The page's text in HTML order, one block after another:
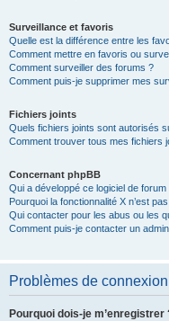
Surveillance et favoris
Quelle est la différence entre les
Comment mettre en favoris ou
Comment surveiller des forums ?
Comment puis-je supprimer mes
Fichiers joints
Quels fichiers joints sont autorisés
Comment trouver tous mes fichiers
Concernant phpBB
Qui a développé ce logiciel de forum
Pourquoi la fonctionnalité X n’est
Qui contacter pour les abus ou les
Comment puis-je contacter un
Problèmes de
Pourquoi dois-je m’enregistrer